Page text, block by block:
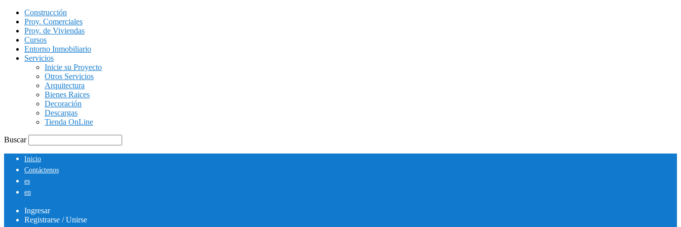
Construcción
Proy. Comerciales
Proy. de Viviendas
Cursos
Entorno Inmobiliario
Servicios
Inicie su Proyecto
Otros Servicios
Arquitectura
Bienes Raices
Decoración
Descargas
Tienda OnLine
Buscar
Inicio
Contáctenos
es
en
Ingresar
Registrarse / Unirse